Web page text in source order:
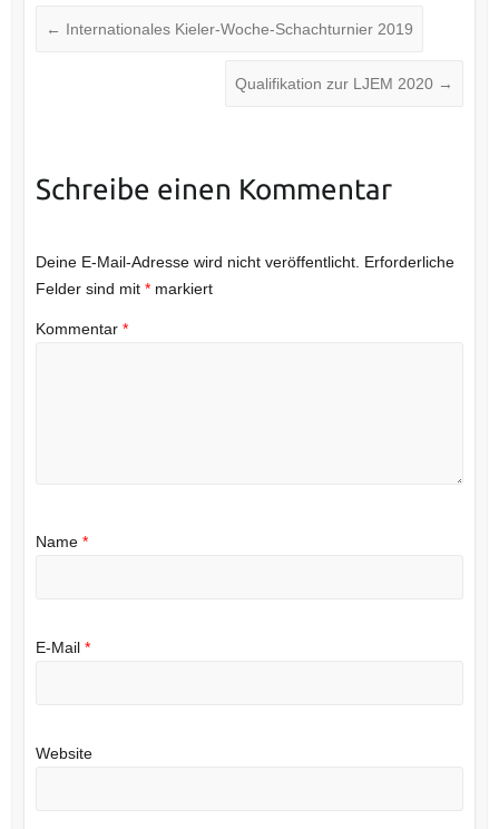
← Internationales Kieler-Woche-Schachturnier 2019
Qualifikation zur LJEM 2020 →
Schreibe einen Kommentar
Deine E-Mail-Adresse wird nicht veröffentlicht. Erforderliche
Felder sind mit *markiert
Kommentar *
Name *
E-Mail *
Website